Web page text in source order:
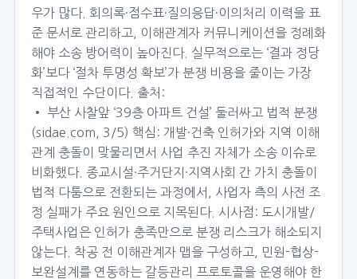
우가 많다. 회의록·점수표·질의응답·이의처리 이력을 표
준 문서로 관리하고, 이해관계자 커뮤니케이션을 정례화
해야 소송 방어력이 높아진다. 실무적으로는 ‘결과 정당
화’보다 ‘절차 투명성 확보’가 분쟁 비용을 줄이는 가장
직접적인 수단이다. 출처:
• 부산 사찰앞 ‘39층 아파트 건설’ 둘러싸고 법적 분쟁
(sidae.com, 3/5) 핵심: 개발·건축 인허가와 지역 이해
관계 충돌이 맞물리면서 사업 추진 자체가 소송 이슈로
비화했다. 종교시설·주거단지·지역사회 간 가치 충돌이
법적 다툼으로 전환되는 과정에서, 사업자 측의 사전 조
정 실패가 주요 원인으로 지목된다. 시사점: 도시개발/
주택사업은 인허가 충족만으로 분쟁 리스크가 해소되지
않는다. 착공 전 이해관계자 맵을 구성하고, 민원-협상-
보완설계를 연동하는 갈등관리 프로토콜을 운영해야 한